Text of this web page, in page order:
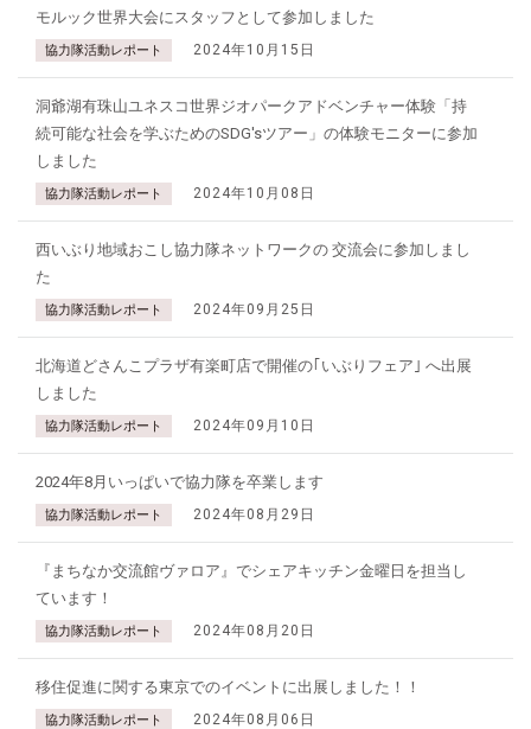
モルック世界大会にスタッフとして参加しました
協力隊活動レポート 2024年10月15日
洞爺湖有珠山ユネスコ世界ジオパークアドベンチャー体験「持
続可能な社会を学ぶためのSDG'sツアー」の体験モニターに参加
しました
協力隊活動レポート 2024年10月08日
西いぶり地域おこし協力隊ネットワークの 交流会に参加しまし
た
協力隊活動レポート 2024年09月25日
北海道どさんこプラザ有楽町店で開催の｢いぶりフェア｣ へ出展
しました
協力隊活動レポート 2024年09月10日
2024年8月いっぱいで協力隊を卒業します
協力隊活動レポート 2024年08月29日
『まちなか交流館ヴァロア』でシェアキッチン金曜日を担当し
ています！
協力隊活動レポート 2024年08月20日
移住促進に関する東京でのイベントに出展しました！！
協力隊活動レポート 2024年08月06日